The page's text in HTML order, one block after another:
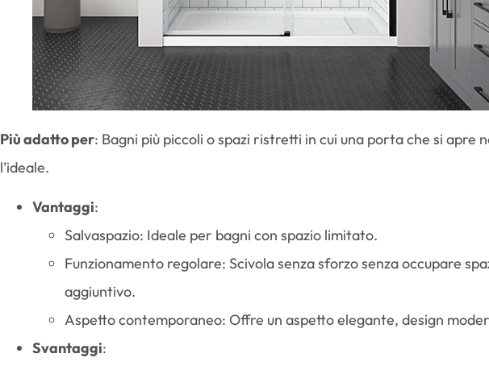
Più adatto per: Bagni più piccoli o spazi ristretti in cui una porta che si apre
l’ideale.
Vantaggi:
Salvaspazio: Ideale per bagni con spazio limitato.
Funzionamento regolare: Scivola senza sforzo senza occupare
aggiuntivo.
Aspetto contemporaneo: Offre un aspetto elegante, design
Svantaggi: